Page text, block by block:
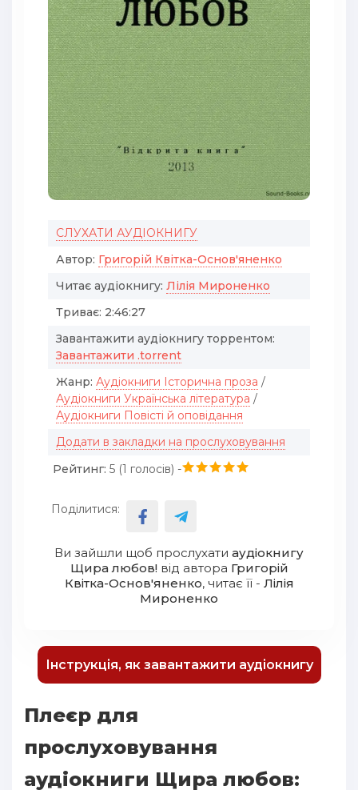
СЛУХАТИ АУДІОКНИГУ
Автор: Григорій Квітка-Основ'яненко
Читає аудіокнигу: Лілія Мироненко
Триває: 2:46:27
Завантажити аудіокнигу торрентом:
Завантажити .torrent
Жанр: Аудіокниги Історична проза /
Аудіокниги Українська література /
Аудіокниги Повісті й оповідання
Додати в закладки на прослуховування
Рейтинг: 5 (1 голосів) -
Поділитися:
Ви зайшли щоб прослухати аудіокнигу
Щира любов!від автора Григорій
Квітка-Основ'яненко, читає її - Лілія
Мироненко
Інструкція, як завантажити аудіокнигу
Плеєр для
прослуховування
аудіокниги Щира любов: